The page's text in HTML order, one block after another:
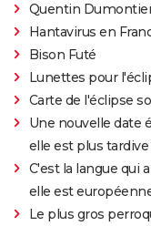
Quentin
Hantavirus en
Bison Futé
Lunettes pour
Carte de l'éclipse
Une nouvelle date
elle est plus
C'est la langue qui
elle est
Le plus gros